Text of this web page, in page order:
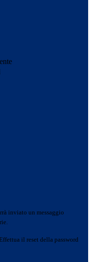
inviato un messaggio
il reset della password